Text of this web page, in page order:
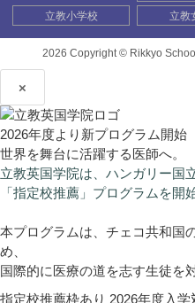
立教小学校
立教
2026 Copyright © Rikkyo
×
2026年度より新プログラム開始
世界を舞台に活躍する医師へ。
立教英国学院は、ハンガリー国
「指定校推薦」プログラムを開
本プログラムは、チェコ共和国
め、
国際的に医療の道を志す生徒を
指定校推薦枠あり 2026年度入学